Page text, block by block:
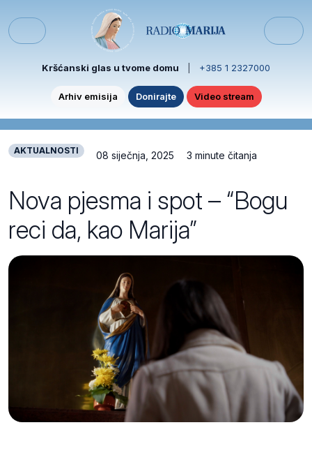
Menu
Kršćanski glas u tvome domu +385 1 2327000
Arhiv emisija Donirajte Video stream
AKTUALNOSTI 08 siječnja, 2025 3 minute čitanja
Nova pjesma i spot – “Bogu
reci da, kao Marija”